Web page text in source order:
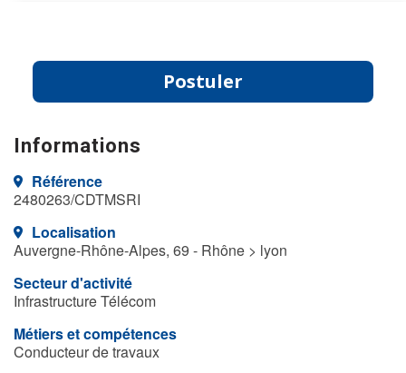
Postuler
Informations
Référence
2480263/CDTMSRI
Localisation
Auvergne-Rhône-Alpes, 69 - Rhône > lyon
Secteur d'activité
Infrastructure Télécom
Métiers et compétences
Conducteur de travaux